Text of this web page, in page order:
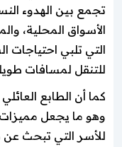
تجمع بين الهدوء
الأسواق المحلية،
التي تلبي احتياجات
للتنقل لمسافات
كما أن الطابع
وهو ما يجعل
للأسر التي تبحث عن